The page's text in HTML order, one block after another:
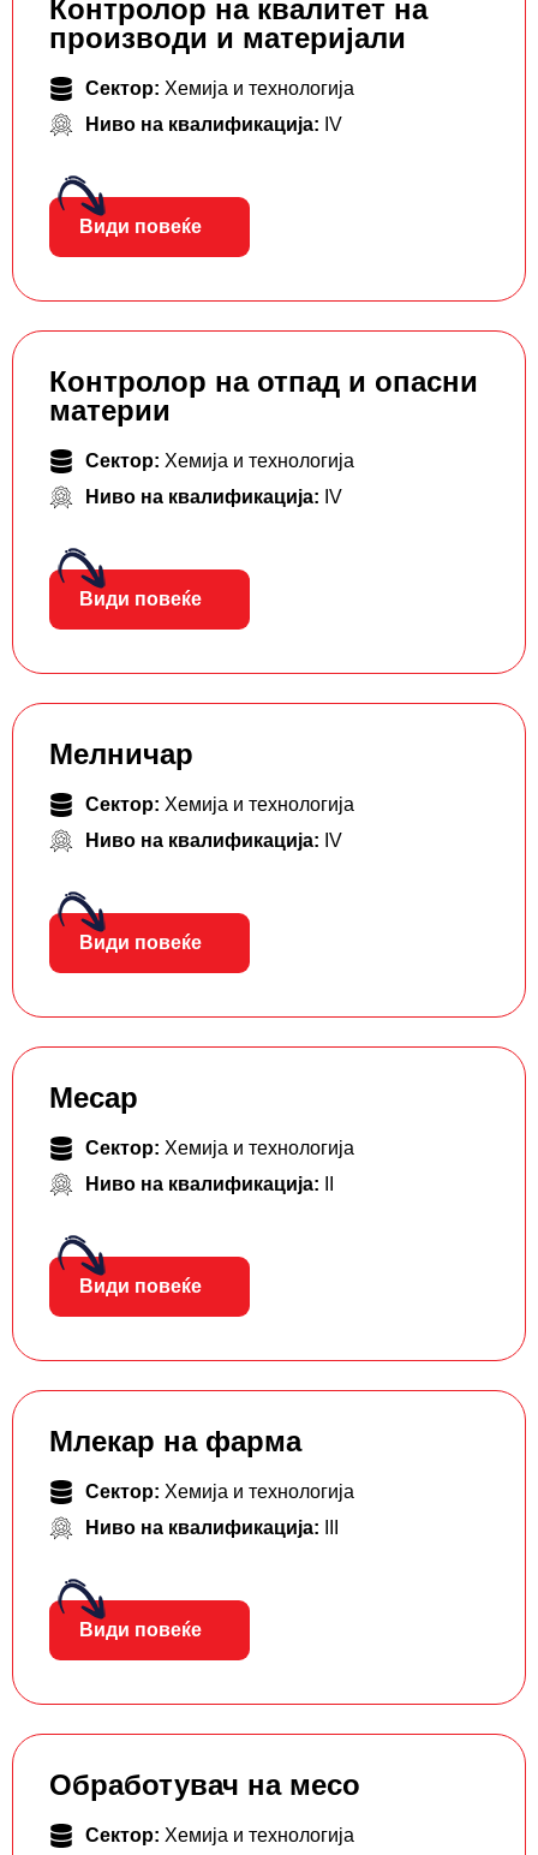
Контролор на квалитет на
производи и материјали
Сектор: Хемија и технологија
Ниво на квалификација: IV
Види повеќе
Контролор на отпад и опасни
материи
Сектор: Хемија и технологија
Ниво на квалификација: IV
Види повеќе
Мелничар
Сектор: Хемија и технологија
Ниво на квалификација: IV
Види повеќе
Месар
Сектор: Хемија и технологија
Ниво на квалификација:
Види повеќе
Млекар на фарма
Сектор: Хемија и технологија
Ниво на квалификација:
Види повеќе
Обработувач на месо
Сектор: Хемија и технологија